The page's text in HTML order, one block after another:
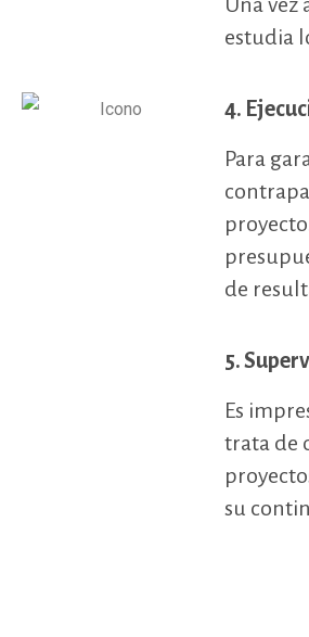
estudia
4.
Para
de
5.
Es
trata de
su